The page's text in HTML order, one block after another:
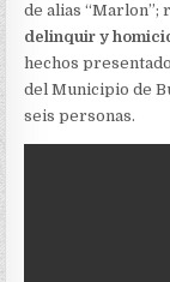
de alias
delinquir y
hechos
del Municipio de
seis personas.